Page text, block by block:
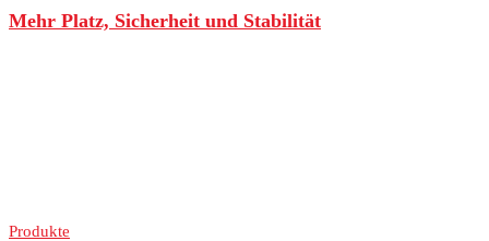
Mehr Platz, Sicherheit und Stabilität
Produkte